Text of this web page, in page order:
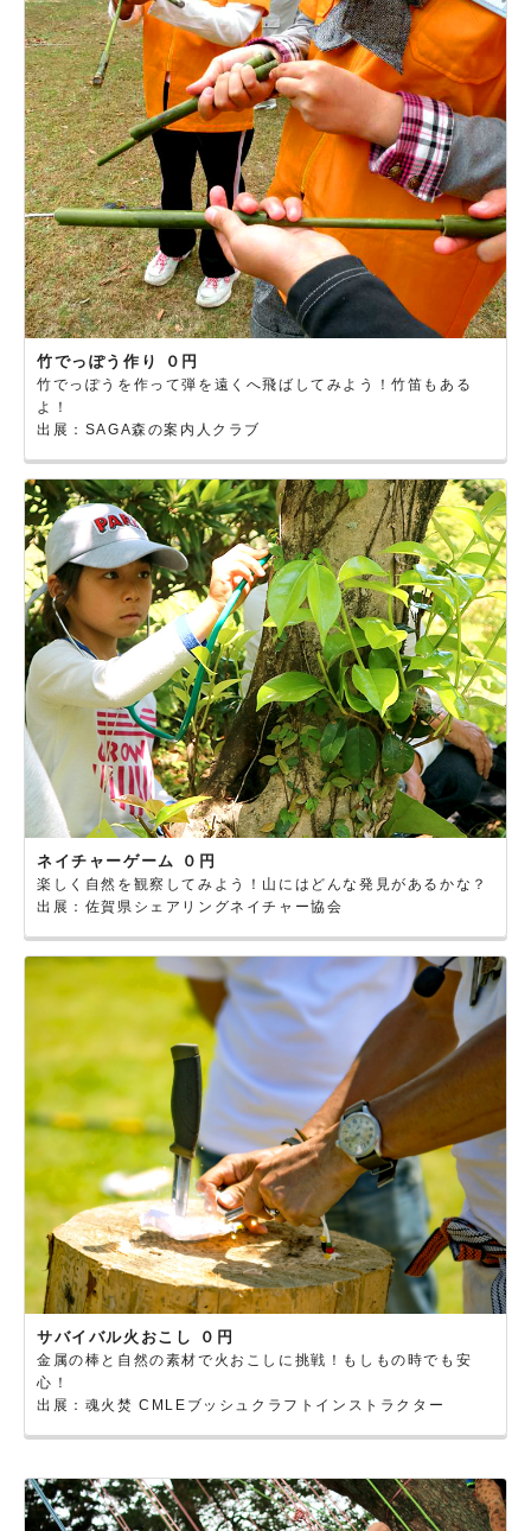
竹でっぽう作り ０円
竹でっぽうを作って弾を遠くへ飛ばしてみよう！竹笛もある
よ！
出展：SAGA森の案内人クラブ
ネイチャーゲーム ０円
楽しく自然を観察してみよう！山にはどんな発見があるかな？
出展：佐賀県シェアリングネイチャー協会
サバイバル火おこし ０円
金属の棒と自然の素材で火おこしに挑戦！もしもの時でも安
心！
出展：魂火焚 CMLEブッシュクラフトインストラクター